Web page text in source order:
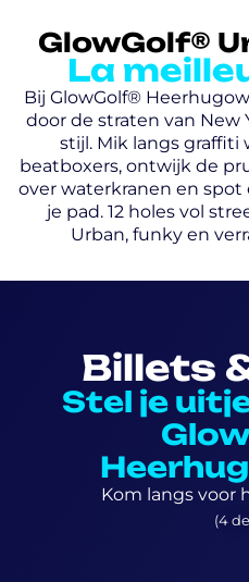
GlowGolf®
La
Bij GlowGolf®
door de straten van New
stijl. Mik langs graffiti
beatboxers, ontwijk de
over waterkranen en spot
je pad. 12 holes vol
Urban, funky en
Billets
Stel je
Kom langs voor
(4